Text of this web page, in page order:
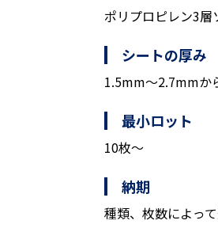
ポリプロピレン3層
シートの厚み
1.5mm～2.7mmか
最小ロット
10枚～
納期
種類、枚数によっ